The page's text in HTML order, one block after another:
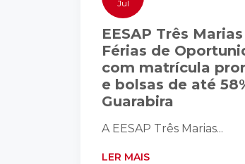
Jul
EESAP Três
Férias de
com matrícula
e bolsas de até
Guarabira
A EESAP Três Marias...
LER MAIS